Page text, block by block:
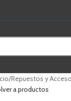
/Repuestos y
a productos